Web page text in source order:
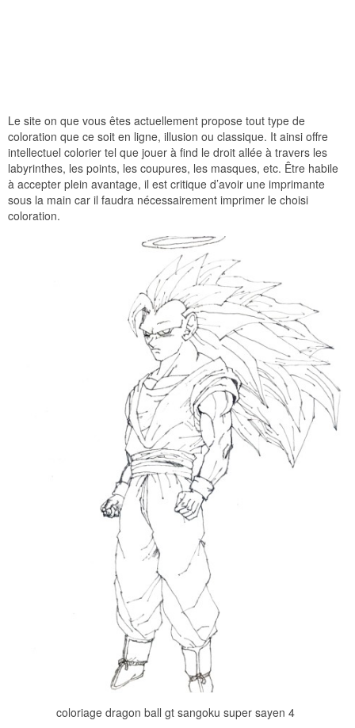
Le site on que vous êtes actuellement propose tout type de
coloration que ce soit en ligne, illusion ou classique. It ainsi offre
intellectuel colorier tel que jouer à find le droit allée à travers les
labyrinthes, les points, les coupures, les masques, etc. Être habile
à accepter plein avantage, il est critique d’avoir une imprimante
sous la main car il faudra nécessairement imprimer le choisi
coloration.
coloriage dragon ball gt sangoku super sayen 4